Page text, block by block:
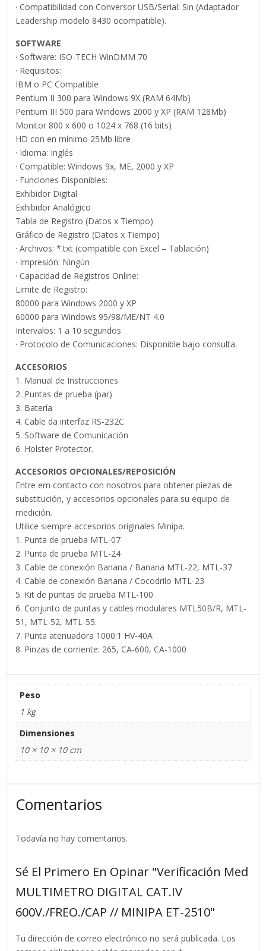
· Compatibilidad con Conversor USB/Serial: Sin (Adaptador
Leadership modelo 8430 ocompatible).
SOFTWARE
· Software: ISO-TECH WinDMM 70
· Requisitos:
IBM o PC Compatible
Pentium II 300 para Windows 9X (RAM 64Mb)
Pentium III 500 para Windows 2000 y XP (RAM 128Mb)
Monitor 800 x 600 o 1024 x 768 (16 bits)
HD con en mínimo 25Mb libre
· Idioma: Inglés
· Compatible: Windows 9x, ME, 2000 y XP
· Funciones Disponibles:
Exhibidor Digital
Exhibidor Analógico
Tabla de Registro (Datos x Tiempo)
Gráfico de Registro (Datos x Tiempo)
· Archivos: *.txt (compatible con Excel – Tablación)
· Impresión: Ningún
· Capacidad de Registros Online:
Limite de Registro:
80000 para Windows 2000 y XP
60000 para Windows 95/98/ME/NT 4.0
Intervalos: 1 a 10 segundos
· Protocolo de Comunicaciones: Disponible bajo consulta.
ACCESORIOS
1. Manual de Instrucciones
2. Puntas de prueba (par)
3. Batería
4. Cable da interfaz RS-232C
5. Software de Comunicación
6. Holster Protector.
ACCESORIOS OPCIONALES/REPOSICIÓN
Entre em contacto con nosotros para obtener piezas de
substitución, y accesorios opcionales para su equipo de
medición.
Utilice siempre accesorios originales Minipa.
1. Punta de prueba MTL-07
2. Punta de prueba MTL-24
3. Cable de conexión Banana / Banana MTL-22, MTL-37
4. Cable de conexión Banana / Cocodrilo MTL-23
5. Kit de puntas de prueba MTL-100
6. Conjunto de puntas y cables modulares MTL50B/R, MTL-
51, MTL-52, MTL-55.
7. Punta atenuadora 1000:1 HV-40A
8. Pinzas de corriente: 265, CA-600, CA-1000
Peso
1 kg
Dimensiones
10 × 10 × 10 cm
Comentarios
Todavía no hay comentarios.
Sé El Primero En Opinar "Verificación Med
MULTIMETRO DIGITAL CAT.IV
600V./FREO./CAP // MINIPA ET-2510"
Tu dirección de correo electrónico no será publicada. Los